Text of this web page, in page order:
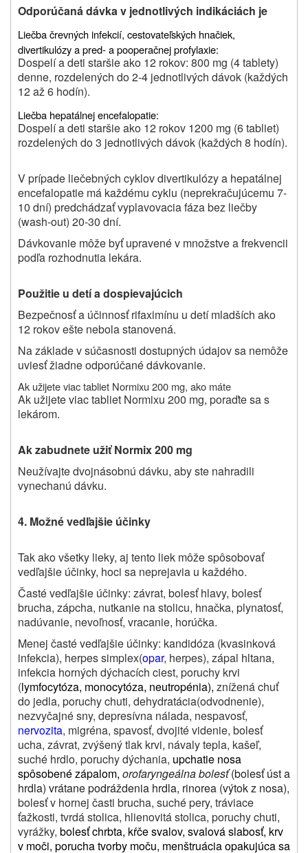
Odporúčaná dávka v jednotlivých indikáciách je
Liečba črevných infekcií, cestovateľských hnačiek,
divertikulózy a pred- a pooperačnej profylaxie:
Dospelí a deti staršie ako 12 rokov: 800 mg (4 tablety)
denne, rozdelených do 2-4 jednotlivých dávok (každých
12 až 6 hodín).
Liečba hepatálnej encefalopatie:
Dospelí a deti staršie ako 12 rokov 1200 mg (6 tabliet)
rozdelených do 3 jednotlivých dávok (každých 8 hodín).
V prípade liečebných cyklov divertikulózy a hepatálnej
encefalopatie má každému cyklu (neprekračujúcemu 7-
10 dní) predchádzať vyplavovacia fáza bez liečby
(wash-out) 20-30 dní.
Dávkovanie môže byť upravené v množstve a frekvencii
podľa rozhodnutia lekára.
Použitie u detí a dospievajúcich
Bezpečnosť a účinnosť rifaximínu u detí mladších ako
12 rokov ešte nebola stanovená.
Na základe v súčasnosti dostupných údajov sa nemôže
uviesť žiadne odporúčané dávkovanie.
Ak užijete viac tabliet Normixu 200 mg, ako máte
Ak užijete viac tabliet Normixu 200 mg, poraďte sa s
lekárom.
Ak zabudnete užiť Normix 200 mg
Neužívajte dvojnásobnú dávku, aby ste nahradili
vynechanú dávku.
4. Možné vedľajšie účinky
Tak ako všetky lieky, aj tento liek môže spôsobovať
vedľajšie účinky, hoci sa neprejavia u každého.
Časté vedľajšie účinky: závrat, bolesť hlavy, bolesť
brucha, zápcha, nutkanie na stolicu, hnačka, plynatosť,
nadúvanie, nevoľnosť, vracanie, horúčka.
Menej časté vedľajšie účinky: kandidóza (kvasinková
infekcia), herpes simplex(opar, herpes), zápal hltana,
infekcia horných dýchacích ciest, poruchy krvi
(lymfocytóza, monocytóza, neutropénia), znížená chuť
do jedla, poruchy chuti, dehydratácia(odvodnenie),
nezvyčajné sny, depresívna nálada, nespavosť,
nervozita, migréna, spavosť, dvojité videnie, bolesť
ucha, závrat, zvýšený tlak krvi, návaly tepla, kašeľ,
suché hrdlo, poruchy dýchania, upchatie nosa
spôsobené zápalom, orofaryngeálna bolesť (bolesť úst a
hrdla) vrátane podráždenia hrdla, rinorea (výtok z nosa),
bolesť v hornej časti brucha, suché pery, tráviace
ťažkosti, tvrdá stolica, hlienovitá stolica, poruchy chuti,
vyrážky, bolesť chrbta, kŕče svalov, svalová slabosť, krv
v moči, porucha tvorby moču, menštruácia opakujúca sa